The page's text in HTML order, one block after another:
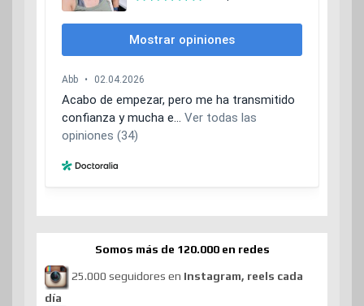
Somos más de 120.000 en redes
25.000 seguidores en Instagram, reels cada
día